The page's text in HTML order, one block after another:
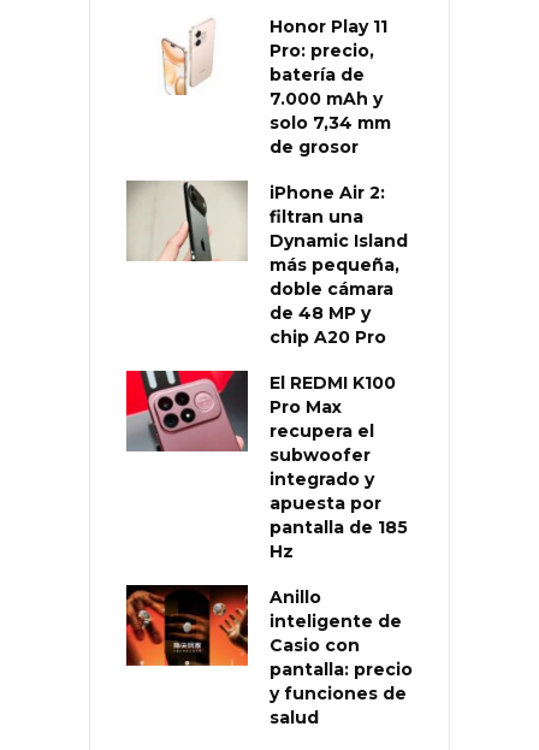
Honor Play 11
Pro: precio,
batería de
7.000 mAh y
solo 7,34 mm
de grosor
iPhone Air 2:
filtran una
Dynamic Island
más pequeña,
doble cámara
de 48 MP y
chip A20 Pro
El REDMI K100
Pro Max
recupera el
subwoofer
integrado y
apuesta por
pantalla de 185
Hz
Anillo
inteligente de
Casio con
pantalla: precio
y funciones de
salud